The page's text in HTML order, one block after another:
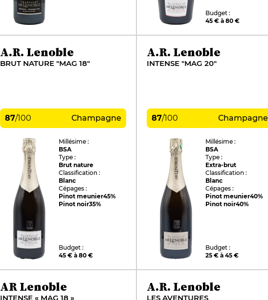
Budget :
45 € à 80 €
A.R. Lenoble
BRUT NATURE "MAG 18"
87/100 Champagne
Millésime :
BSA
Type :
Brut nature
Classification :
Blanc
Cépages :
Pinot meunier45%
Pinot noir35%
Budget :
45 € à 80 €
A.R. Lenoble
INTENSE "MAG 20"
87/100 Champagne
Millésime :
BSA
Type :
Extra-brut
Classification :
Blanc
Cépages :
Pinot meunier40%
Pinot noir40%
Budget :
25 € à 45 €
AR Lenoble
INTENSE « MAG 18 »
A.R. Lenoble
LES AVENTURES